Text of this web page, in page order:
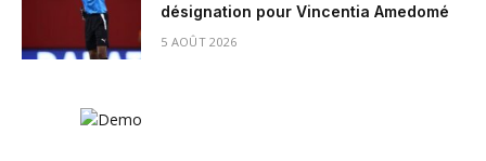
désignation pour Vincentia Amedomé
5 AOÛT 2026